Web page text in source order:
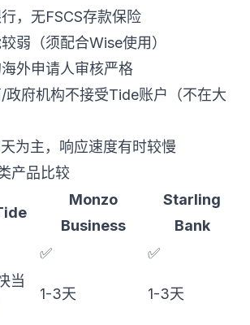
，无FSCS存款保险
弱（须配合Wise使用）
外申请人审核严格
政府机构不接受Tide账户（不在大
为主，响应速度有时较慢
产品比较
Monzo
Business
Starling
Bank
✅ ✅
当
1-3天 1-3天